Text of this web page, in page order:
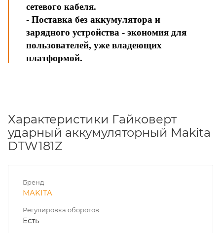
сетевого кабеля.
- Поставка без аккумулятора и
зарядного устройства - экономия для
пользователей, уже владеющих
платформой.
Характеристики Гайковерт
ударный аккумуляторный Makita
DTW181Z
Бренд
MAKITA
Регулировка оборотов
Есть